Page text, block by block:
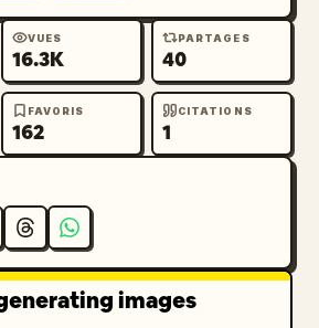
s'adapter automatiquement
détail y étant étroitement
instantanément au premier
l'encombrement, les
les arrière-plans de style
de fantasy bas de
VUES
16.3K
PARTAGES
40
FAVORIS
162
CITATIONS
1
images